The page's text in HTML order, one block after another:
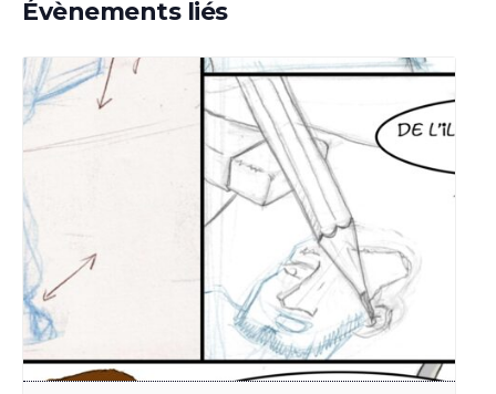
Évènements liés